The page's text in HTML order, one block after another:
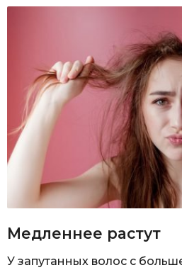
Медленнее растут
У запутанных волос с